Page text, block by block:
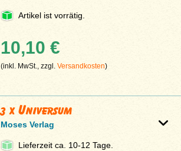
Artikel ist vorrätig.
10,10 €
(inkl. MwSt., zzgl.Versandkosten)
3 x Universum
Moses Verlag
Lieferzeit ca. 10-12 Tage.